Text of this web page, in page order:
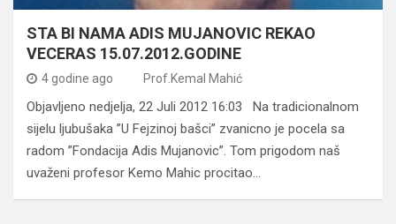
STA BI NAMA ADIS MUJANOVIC REKAO
VECERAS 15.07.2012.GODINE
4 godine ago Prof.Kemal Mahić
Objavljeno nedjelja, 22 Juli 2012 16:03 Na tradicionalnom
sijelu ljubušaka ”U Fejzinoj bašci” zvanicno je pocela sa
radom ”Fondacija Adis Mujanovic”. Tom prigodom naš
uvaženi profesor Kemo Mahic procitao…